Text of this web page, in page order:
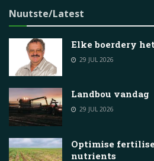
Nuutste/Latest
Elke boerdery
29 JUL 2026
Landbou vandag
29 JUL 2026
Optimise
nutrients